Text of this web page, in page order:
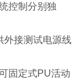
控制分别独
外接测试电源线
固定式PU活动